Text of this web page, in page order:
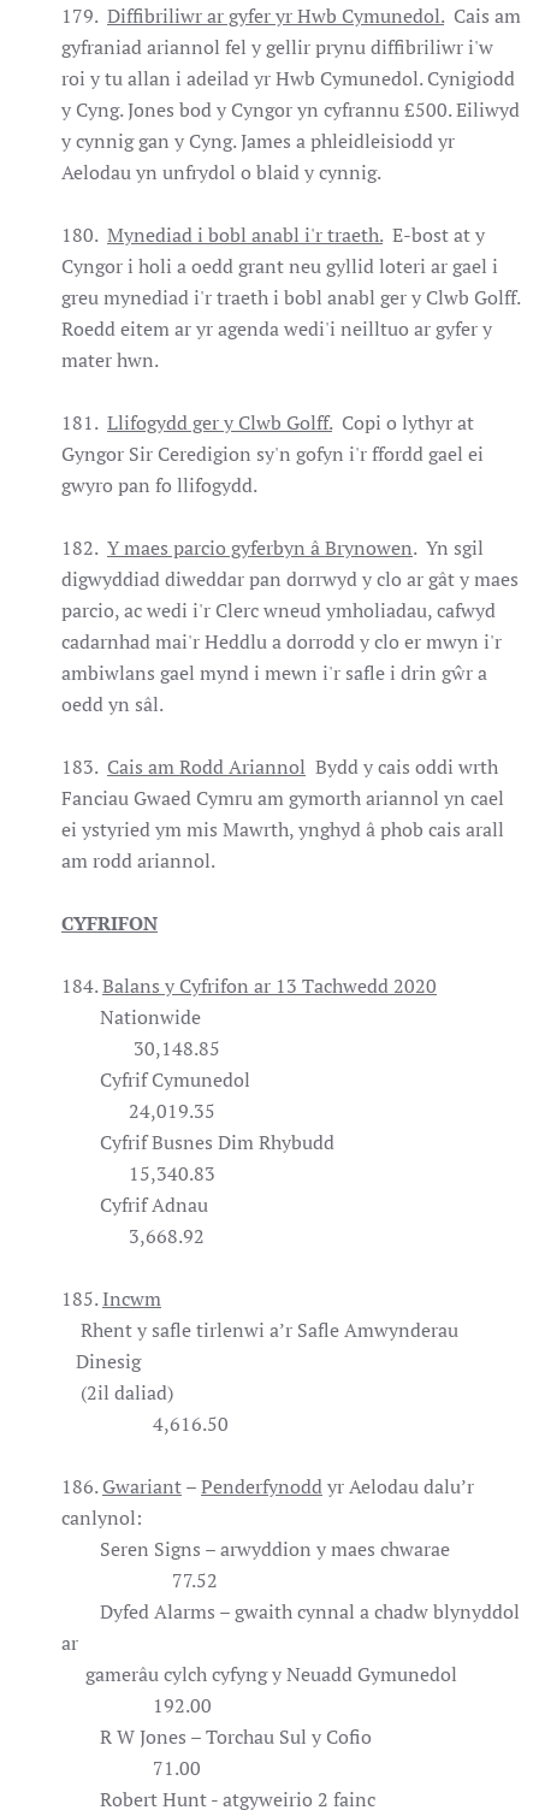
179. Diffibriliwr ar gyfer yr Hwb Cymunedol.Cais am
gyfraniad ariannol fel y gellir prynu diffibriliwr i'w
roi y tu allan i adeilad yr Hwb Cymunedol. Cynigiodd
y Cyng. Jones bod y Cyngor yn cyfrannu £500. Eiliwyd
y cynnig gan y Cyng. James a phleidleisiodd yr
Aelodau yn unfrydol o blaid y cynnig.
180. Mynediad i bobl anabl i'r traeth.E-bost at y
Cyngor i holi a oedd grant neu gyllid loteri ar gael i
greu mynediad i'r traeth i bobl anabl ger y Clwb Golff.
Roedd eitem ar yr agenda wedi'i neilltuo ar gyfer y
mater hwn.
181. Llifogydd ger y Clwb Golff.Copi o lythyr at
Gyngor Sir Ceredigion sy'n gofyn i'r ffordd gael ei
gwyro pan fo llifogydd.
182. Y maes parcio gyferbyn â Brynowen. Yn sgil
digwyddiad diweddar pan dorrwyd y clo ar gât y maes
parcio, ac wedi i'r Clerc wneud ymholiadau, cafwyd
cadarnhad mai'r Heddlu a dorrodd y clo er mwyn i'r
ambiwlans gael mynd i mewn i'r safle i drin gŵr a
oedd yn sâl.
183. Cais am Rodd Ariannol Bydd y cais oddi wrth
Fanciau Gwaed Cymru am gymorth ariannol yn cael
ei ystyried ym mis Mawrth, ynghyd â phob cais arall
am rodd ariannol.
CYFRIFON
184.Balans y Cyfrifon ar 13 Tachwedd 2020
Nationwide
30,148.85
Cyfrif Cymunedol
24,019.35
Cyfrif Busnes Dim Rhybudd
15,340.83
Cyfrif Adnau
3,668.92
185.Incwm
Rhent y safle tirlenwi a’r Safle Amwynderau
Dinesig
(2il daliad)
4,616.50
186.Gwariant–Penderfynoddyr Aelodau dalu’r
canlynol:
Seren Signs – arwyddion y maes chwarae
77.52
Dyfed Alarms – gwaith cynnal a chadw blynyddol
ar
gamerâu cylch cyfyng y Neuadd Gymunedol
192.00
R W Jones – Torchau Sul y Cofio
71.00
Robert Hunt - atgyweirio 2 fainc